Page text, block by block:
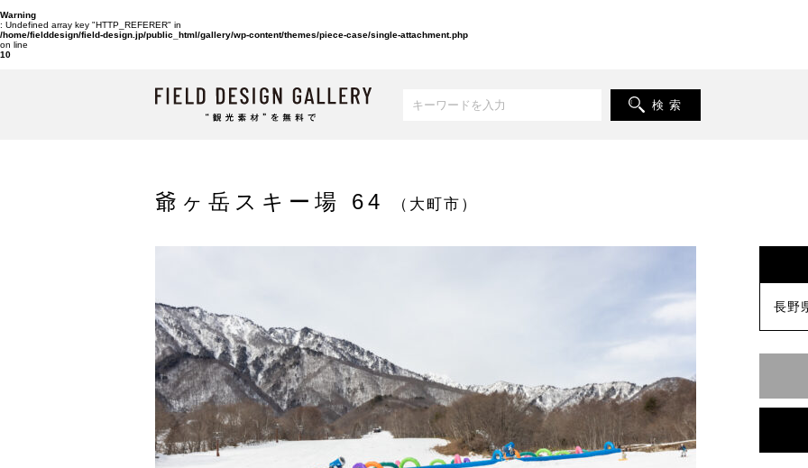
Warning
: Undefined array key "HTTP_REFERER" in
/home/fielddesign/field-design.jp/public_html/gallery/wp-content/themes/piece-case/single-attachment.php
on line
10
検 索
爺ヶ岳スキー場 64 （大町市）
長野